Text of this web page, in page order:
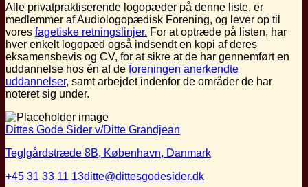
Alle privatpraktiserende logopæder på denne liste, er
medlemmer af Audiologopædisk Forening, og lever op til
vores fagetiske retningslinjer. For at optræde på listen, har
hver enkelt logopæd også indsendt en kopi af deres
eksamensbevis og CV, for at sikre at de har gennemført en
uddannelse hos én af de foreningen anerkendte
uddannelser, samt arbejdet indenfor de områder de har
noteret sig under.
Dittes Gode Sider v/Ditte Grandjean
Teglgårdstræde 8B, København, Danmark
+45 31 33 11 13ditte@dittesgodesider.dk